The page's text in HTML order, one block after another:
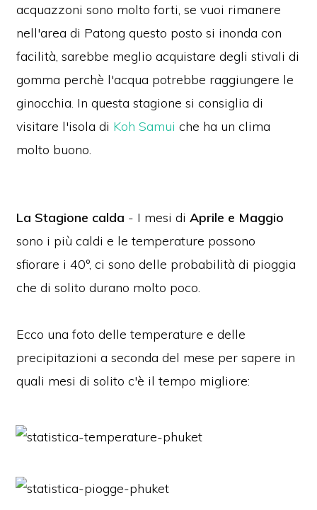
acquazzoni sono molto forti, se vuoi rimanere
nell'area di Patong questo posto si inonda con
facilità, sarebbe meglio acquistare degli stivali di
gomma perchè l'acqua potrebbe raggiungere le
ginocchia. In questa stagione si consiglia di
visitare l'isola di Koh Samuiche ha un clima
molto buono.
La Stagione calda - I mesi diAprile e Maggio
sono i più caldi e le temperature possono
sfiorare i 40º, ci sono delle probabilità di pioggia
che di solito durano molto poco.
Ecco una foto delle temperature e delle
precipitazioni a seconda del mese per sapere in
quali mesi di solito c'è il tempo migliore: